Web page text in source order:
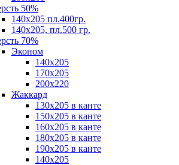
50%
140х205 пл.400гр.
140х205, пл.500 гр.
70%
Эконом
140х205
170х205
200х220
Жаккард
130х205 в канте
150х205 в канте
160х205 в канте
180х205 в канте
190х205 в канте
140х205